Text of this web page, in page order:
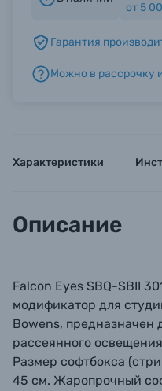
Б/У фототехника
от 5
Гарантия
Можно в рассрочку
Характеристики
Описание
Falcon Eyes SBQ-SBII
модификатор для
Bowens, предназначен
рассеянного
Размер софтбокса
45 см. Жаропрочный